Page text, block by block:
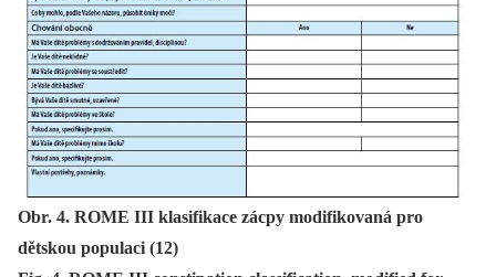
Obr. 4. ROME III klasifikace zácpy modifikovaná pro
dětskou populaci (12)